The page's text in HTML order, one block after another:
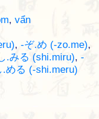
, vẩn
, -ぞ.め (-zo.me),
.みる (shi.miru), -
.める (-shi.meru)